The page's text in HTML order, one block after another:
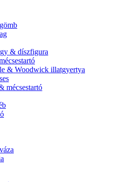
& díszfigura
& Woodwick illatgyertya
mécsestartó